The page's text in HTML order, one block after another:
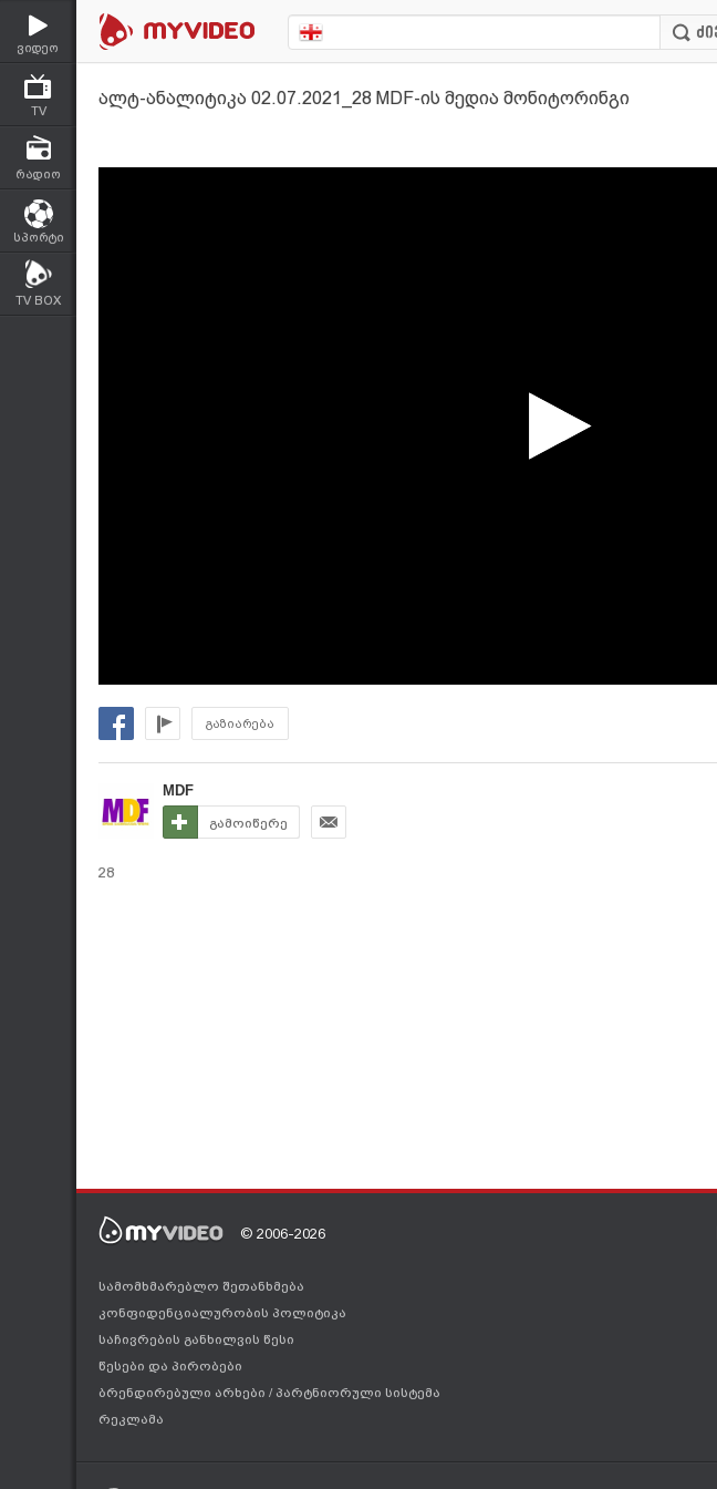
ვიდეო
TV
რადიო
სპორტი
TV BOX
ალტ-ანალიტიკა 02.07.2021_28 MDF-ის მედია მონიტორინგი
გაზიარება
MDF
გამოიწერე
28
© 2006-2026
სამომხმარებლო შეთანხმება
კონფიდენციალურობის პოლიტიკა
საჩივრების განხილვის წესი
წესები და პირობები
ბრენდირებული არხები / პარტნიორული სისტემა
რეკლამა